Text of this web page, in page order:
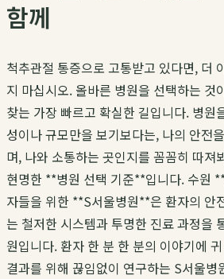
함께
척추관절 통증으로 고통받고 있다면, 더
지 마십시오. 올바른 병원을 선택하는 것
찾는 가장 빠르고 확실한 길입니다. 병원
성이나 규모만을 보기보다는, 나의 안전
며, 나와 소통하는 곳인지를 꼼꼼히 따져
현명한 **병원 선택 기준**입니다. 수원
자들을 위한 **S서울병원**은 환자의 안
는 철저한 시스템과 투명한 진료 과정을
원입니다. 환자 한 분 한 분의 이야기에
결과를 위해 끊임없이 연구하는 S서울병